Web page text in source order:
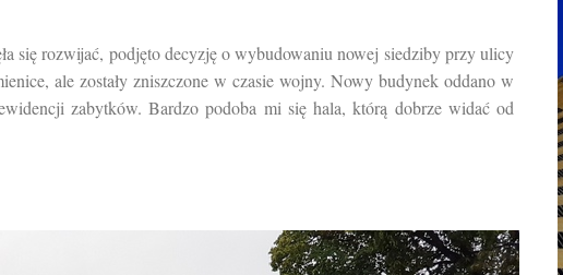
się rozwijać, podjęto decyzję o wybudowaniu nowej siedziby przy ulicy
ale zostały zniszczone w czasie wojny. Nowy budynek oddano w
zabytków. Bardzo podoba mi się hala, którą dobrze widać od